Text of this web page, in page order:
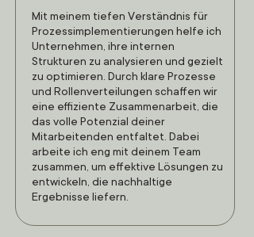
Mit meinem tiefen Verständnis für
Prozessimplementierungen helfe ich
Unternehmen, ihre internen
Strukturen zu analysieren und gezielt
zu optimieren. Durch klare Prozesse
und Rollenverteilungen schaffen wir
eine effiziente Zusammenarbeit, die
das volle Potenzial deiner
Mitarbeitenden entfaltet. Dabei
arbeite ich eng mit deinem Team
zusammen, um effektive Lösungen zu
entwickeln, die nachhaltige
Ergebnisse liefern.